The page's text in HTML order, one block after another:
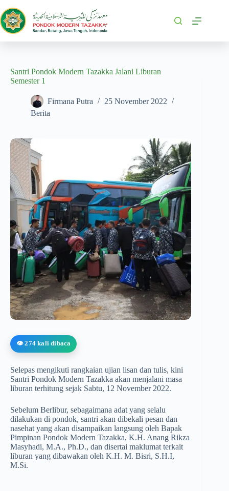
Santri Pondok Modern Tazakka Jalani Liburan
Semester 1
Firmana Putra
25 November 2022
Berita
👁️ 274 kali dibaca
Selepas mengikuti rangkaian ujian lisan dan tulis, kini
Santri Pondok Modern Tazakka akan menjalani masa
liburan terhitung sejak Sabtu, 12 November 2022.
Sebelum Berlibur, sebagaimana adat yang selalu
dilakukan di pondok, santri akan dibekali pesan dan
nasehat yang akan disampaikan langsung oleh Bapak
Pimpinan Pondok Modern Tazakka, K.H. Anang Rikza
Masyhadi, M.A., Ph.D., dan disertai maklumat terkait
liburan yang dibawakan oleh K.H. M. Bisri, S.H.I,
M.Si.